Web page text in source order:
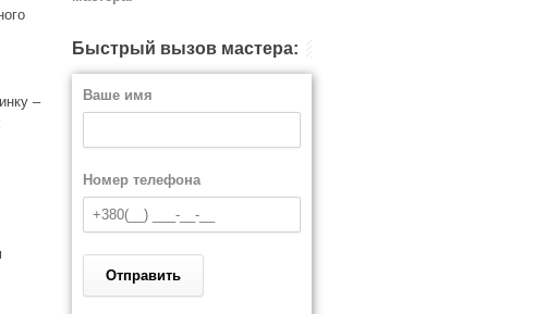
–
Быстрый вызов мастера:
Ваше имя
Номер телефона